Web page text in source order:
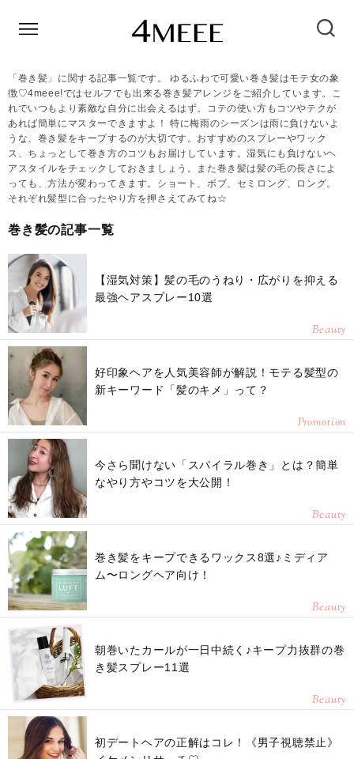
「巻き髪」に関する記事一覧です。 ゆるふわで可愛い巻き髪はモテ女の象
徴♡4meee!ではセルフでも出来る巻き髪アレンジをご紹介しています。こ
れでいつもより素敵な自分に出会えるはず。コテの使い方もコツやテクが
あれば簡単にマスターできますよ！ 特に梅雨のシーズンは雨に負けないよ
うな、巻き髪をキープするのが大切です。おすすめのスプレーやワック
ス、ちょっとして巻き方のコツもお届けしています。湿気にも負けないヘ
アスタイルをチェックしておきましょう。また巻き髪は髪の毛の長さによ
っても、方法が変わってきます。ショート、ボブ、セミロング、ロング。
それぞれ髪型に合ったやり方を押さえてみてね☆
巻き髪の記事一覧
【湿気対策】髪の毛のうねり・広がりを抑える
最強ヘアスプレー10選
Beauty
好印象ヘアを人気美容師が解説！モテる髪型の
新キーワード「髪のキメ」って？
Promotion
今さら聞けない「スパイラル巻き」とは？簡単
なやり方やコツを大公開！
Beauty
巻き髪をキープできるワックス8選♪ミディア
ム〜ロングヘア向け！
Beauty
朝巻いたカールが一日中続く♪キープ力抜群の巻
き髪スプレー11選
Beauty
初デートヘアの正解はコレ！《男子視聴禁止》